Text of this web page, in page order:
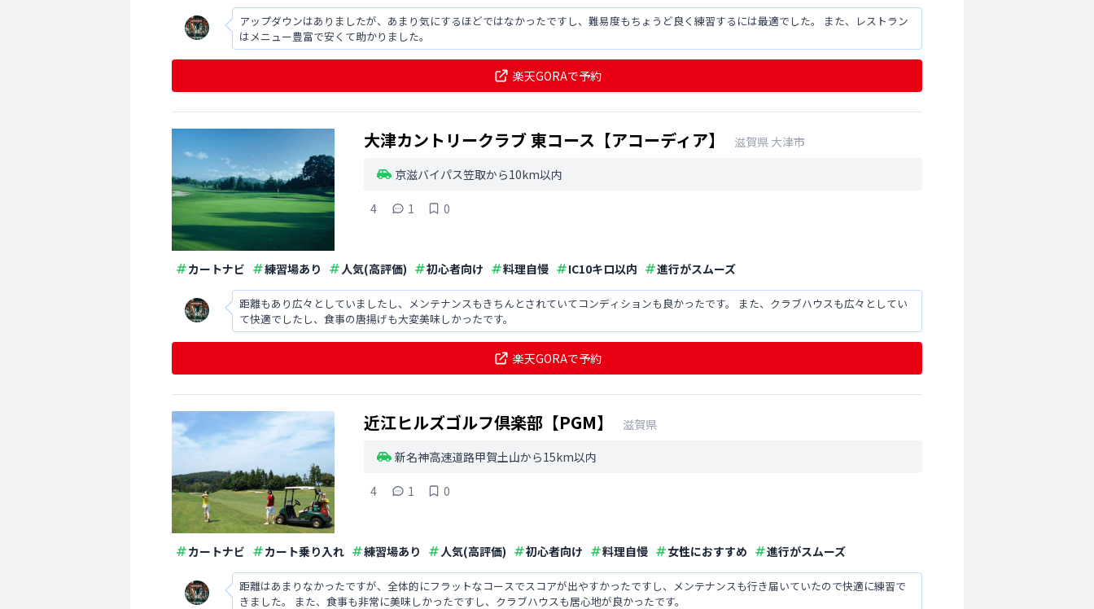
アップダウンはありましたが、あまり気にするほどではなかったですし、難易度もちょうど良く練習するには最適でした。 また、レストラン
はメニュー豊富で安くて助かりました。
楽天GORAで予約
大津カントリークラブ 東コース【アコーディア】 滋賀県 大津市
京滋バイパス笠取から10km以内
4 1 0
カートナビ 練習場あり 人気(高評価) 初心者向け 料理自慢 IC10キロ以内 進行がスムーズ
距離もあり広々としていましたし、メンテナンスもきちんとされていてコンディションも良かったです。 また、クラブハウスも広々としてい
て快適でしたし、食事の唐揚げも大変美味しかったです。
楽天GORAで予約
近江ヒルズゴルフ倶楽部【PGM】
滋賀県
新名神高速道路甲賀土山から15km以内
4 1 0
カートナビ カート乗り入れ 練習場あり 人気(高評価) 初心者向け 料理自慢 女性におすすめ 進行がスムーズ
距離はあまりなかったですが、全体的にフラットなコースでスコアが出やすかったですし、メンテナンスも行き届いていたので快適に練習で
きました。 また、食事も非常に美味しかったですし、クラブハウスも居心地が良かったです。